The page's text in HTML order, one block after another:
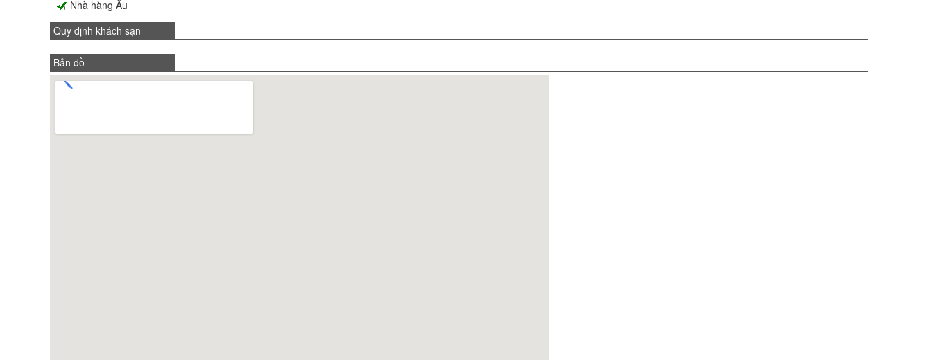
Nhà hàng Âu
Quy định khách sạn
Bản đồ